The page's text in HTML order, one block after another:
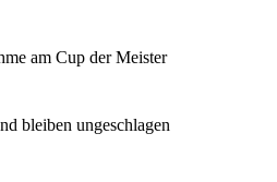
am Cup der Meister
bleiben ungeschlagen